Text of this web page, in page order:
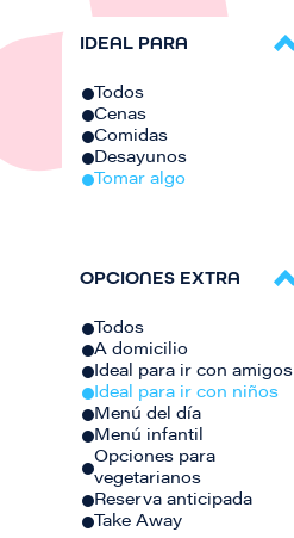
IDEAL PARA
Todos
Cenas
Comidas
Desayunos
Tomar algo
OPCIONES EXTRA
Todos
A domicilio
Ideal para ir con amigos
Ideal para ir con niños
Menú del día
Menú infantil
Opciones para
vegetarianos
Reserva anticipada
Take Away